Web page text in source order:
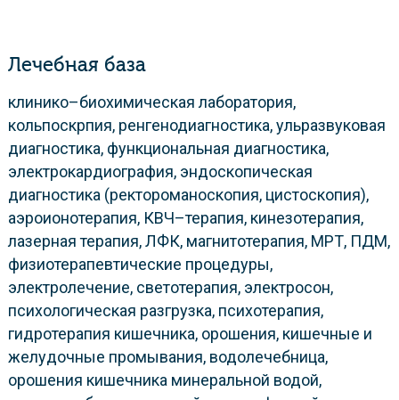
Лечебная база
клинико–биохимическая лаборатория,
кольпоскрпия, ренгенодиагностика, ульразвуковая
диагностика, функциональная диагностика,
электрокардиография, эндоскопическая
диагностика (ректороманоскопия, цистоскопия),
аэроионотерапия, КВЧ–терапия, кинезотерапия,
лазерная терапия, ЛФК, магнитотерапия, МРТ, ПДМ,
физиотерапевтические процедуры,
электролечение, светотерапия, электросон,
психологическая разгрузка, психотерапия,
гидротерапия кишечника, орошения, кишечные и
желудочные промывания, водолечебница,
орошения кишечника минеральной водой,